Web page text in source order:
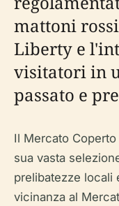
mattoni
Liberty e
visitatori in
passato e
Il Mercato
sua vasta
prelibatezze locali
vicinanza al